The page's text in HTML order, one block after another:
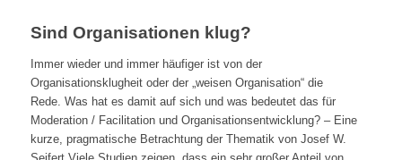
Sind Organisationen klug?
Immer wieder und immer häufiger ist von der
Organisationsklugheit oder der „weisen Organisation“ die
Rede. Was hat es damit auf sich und was bedeutet das für
Moderation / Facilitation und Organisationsentwicklung? – Eine
kurze, pragmatische Betrachtung der Thematik von Josef W.